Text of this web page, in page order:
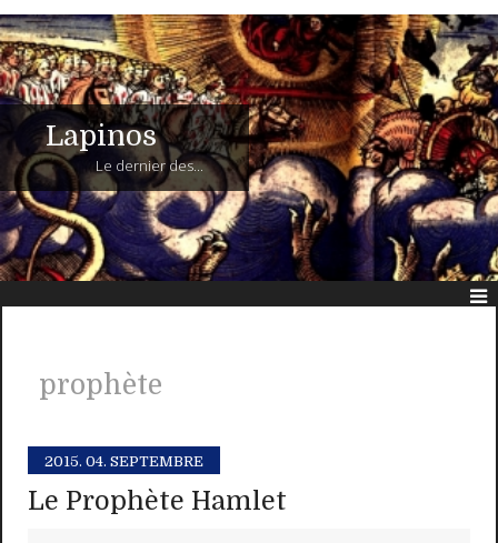
Lapinos
Le dernier des...
prophète
2015. 04. SEPTEMBRE
Le Prophète Hamlet